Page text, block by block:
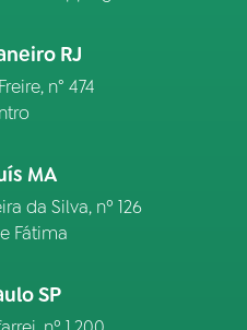
RJ
n° 474
MA
da Silva, nº 126
Fátima
SP